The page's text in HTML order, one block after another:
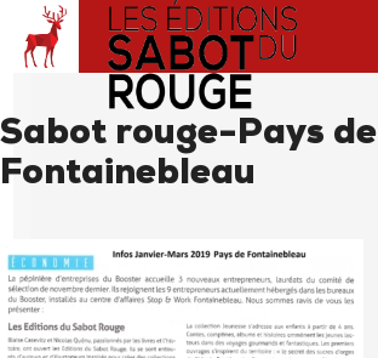
Sabot rouge-Pays de
Fontainebleau